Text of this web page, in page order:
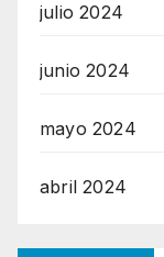
julio 2024
junio 2024
mayo 2024
abril 2024